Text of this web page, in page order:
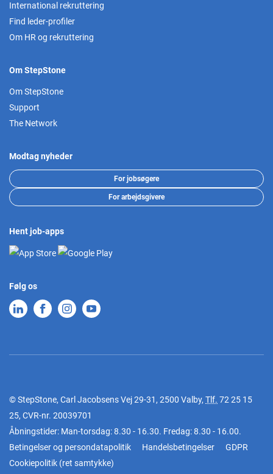
International rekruttering
Find leder-profiler
Om HR og rekruttering
Om StepStone
Om StepStone
Support
The Network
Modtag nyheder
For jobsøgere
For arbejdsgivere
Hent job-apps
Følg os
© StepStone, Carl Jacobsens Vej 29-31, 2500 Valby, Tlf. 72 25 15
25, CVR-nr. 20039701
Åbningstider: Man-torsdag: 8.30 - 16.30. Fredag: 8.30 - 16.00.
Betingelser og persondatapolitik
Handelsbetingelser
GDPR
Cookiepolitik (ret samtykke)